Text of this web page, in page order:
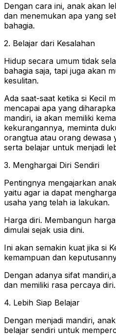
Dengan cara ini, anak akan
dan menemukan apa yang
bahagia.
2. Belajar dari Kesalahan
Hidup secara umum tidak
bahagia saja, tapi juga akan
kesulitan.
Ada saat-saat ketika si Kecil
mencapai apa yang
mandiri, ia akan memiliki
kekurangannya, meminta
orangtua atau orang dewasa
serta belajar untuk menjadi
3. Menghargai Diri Sendiri
Pentingnya mengajarkan
yaitu agar ia dapat
usaha yang telah ia lakukan.
Harga diri. Membangun
dimulai sejak usia dini.
Ini akan semakin kuat jika si
kemampuan dan
Dengan adanya sifat
dan memiliki rasa percaya diri.
4. Lebih Siap Belajar
Dengan menjadi mandiri,
belajar sendiri untuk